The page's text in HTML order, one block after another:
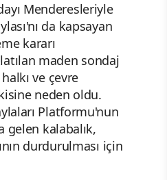
Menderesleriyle
da kapsayan
kararı
maden sondaj
ve çevre
neden oldu.
Platformu'nun
gelen kalabalık,
durdurulması için